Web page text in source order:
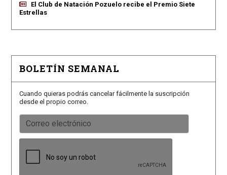
El Club de Natación Pozuelo recibe el Premio Siete
Estrellas
BOLETÍN SEMANAL
Cuando quieras podrás cancelar fácilmente la suscripción
desde el propio correo.